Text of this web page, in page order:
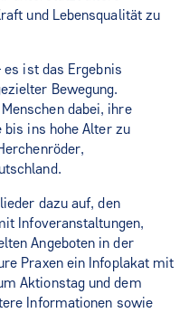
und Lebensqualität zu
es ist das Ergebnis
Bewegung.
dabei, ihre
bis ins hohe Alter zu
dazu auf, den
Infoveranstaltungen,
Angeboten in der
Praxen ein Infoplakat mit
Aktionstag und dem
Informationen sowie